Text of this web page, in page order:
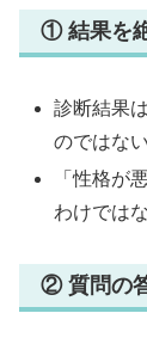
① 結果を
診断結果
のではない
「性格が
わけでは
② 質問の